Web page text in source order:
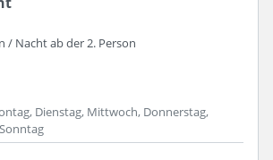
/ Nacht ab der 2. Person
Dienstag, Mittwoch, Donnerstag,